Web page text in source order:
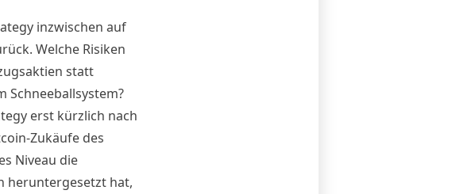
inzwischen auf
Welche Risiken
statt
Schneeballsystem?
erst kürzlich nach
Zukäufe des
Niveau die
heruntergesetzt hat,